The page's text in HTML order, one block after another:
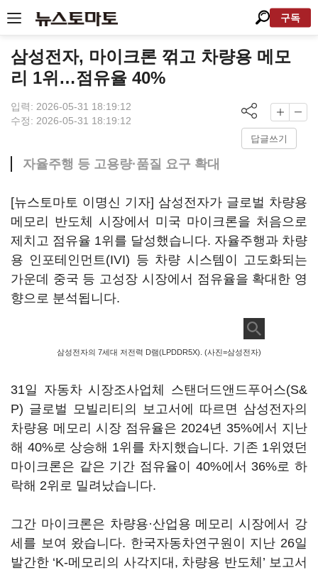
구독
삼성전자, 마이크론 꺾고 차량용 메모
리 1위…점유율 40%
입력: 2026-05-31 18:19:12
수정: 2026-05-31 18:19:12
답글쓰기
자율주행 등 고용량·품질 요구 확대
[뉴스토마토 이명신 기자] 삼성전자가 글로벌 차량용
메모리 반도체 시장에서 미국 마이크론을 처음으로
제치고 점유율 1위를 달성했습니다. 자율주행과 차량
용 인포테인먼트(IVI) 등 차량 시스템이 고도화되는
가운데 중국 등 고성장 시장에서 점유율을 확대한 영
향으로 분석됩니다.
삼성전자의 7세대 저전력 D램(LPDDR5X). (사진=삼성전자)
31일 자동차 시장조사업체 스탠더드앤드푸어스(S&
P) 글로벌 모빌리티의 보고서에 따르면 삼성전자의
차량용 메모리 시장 점유율은 2024년 35%에서 지난
해 40%로 상승해 1위를 차지했습니다. 기존 1위였던
마이크론은 같은 기간 점유율이 40%에서 36%로 하
락해 2위로 밀려났습니다.
그간 마이크론은 차량용·산업용 메모리 시장에서 강
세를 보여 왔습니다. 한국자동차연구원이 지난 26일
발간한 ‘K-메모리의 사각지대, 차량용 반도체’ 보고서